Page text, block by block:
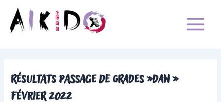
contenu
Menu
Résultats passage de grades »DAN »
Février 2022